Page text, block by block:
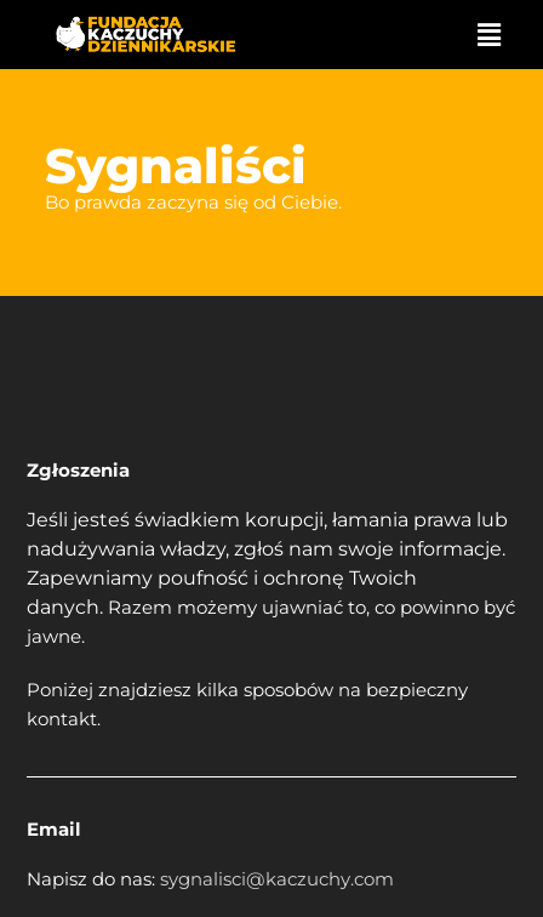
treści
Sygnaliści
Bo prawda zaczyna się od Ciebie.
Zgłoszenia
Jeśli jesteś świadkiem korupcji, łamania prawa lub
nadużywania władzy, zgłoś nam swoje informacje.
Zapewniamy poufność i ochronę Twoich
danych. Razem możemy ujawniać to, co powinno być
jawne.
Poniżej znajdziesz kilka sposobów na bezpieczny
kontakt.
Email
Napisz do nas:sygnalisci@kaczuchy.com